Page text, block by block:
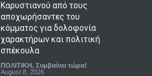
Καρυστιανού από τους
αποχωρήσαντες του
κόμματος για δολοφονία
χαρακτήρων και πολιτική
σπέκουλα
ΠΟΛΙΤΙΚΗ, Συμβαίνει τώρα!
August 8, 2026